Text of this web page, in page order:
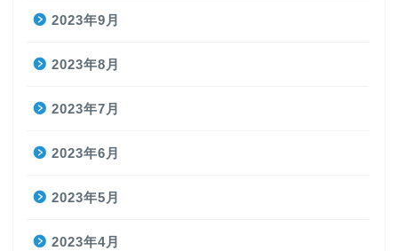
2023年9月
2023年8月
2023年7月
2023年6月
2023年5月
2023年4月